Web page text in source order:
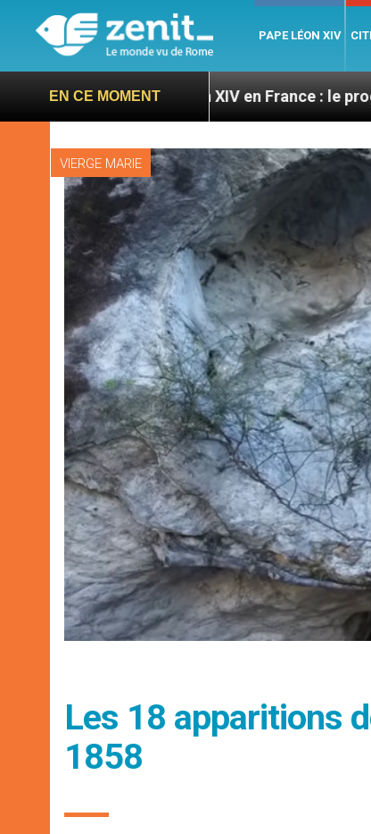
PAPE LÉON XIV
EN CE MOMENT
Léon XIV en France : le programme
VIERGE MARIE
Les 18 apparitions
1858